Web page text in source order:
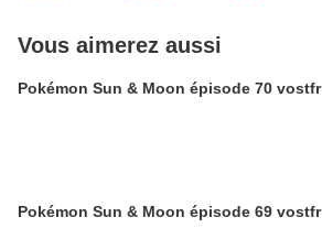
Vous aimerez aussi
Pokémon Sun & Moon épisode 70 vostfr
Pokémon Sun & Moon épisode 69 vostfr